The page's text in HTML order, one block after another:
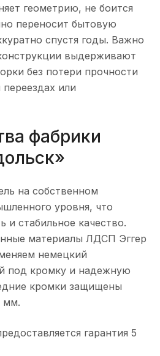
геометрию, не боится
переносит бытовую
спустя годы. Важно
выдерживают
без потери прочности
или
фабрики
на собственном
уровня, что
и стабильное качество.
материалы ЛДСП Эггер
немецкий
под кромку и надежную
кромки защищены
мм.
гарантия 5